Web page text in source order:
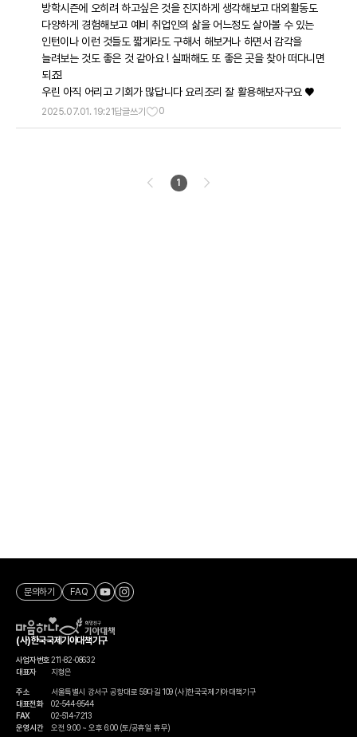
만족할 수 있는 방향으로 이끌어주는 데에 잘 활용될 수 있기를
응원합니다!
방학시즌에 오히려 하고싶은 것을 진지하게 생각해보고 대외활동도
다양하게 경험해보고 예비 취업인의 삶을 어느정도 살아볼 수 있는
인턴이나 이런 것들도 짧게라도 구해서 해보거나 하면서 감각을
늘려보는 것도 좋은 것 같아요 ! 실패해도 또 좋은 곳을 찾아 떠다니면
되죠!
우린 아직 어리고 기회가 많답니다 요리조리 잘 활용해보자구요 ♥
2025.07.01. 19:21답글쓰기 0
1
(사)한국국제기아대책기구
사업자번호211-82-08632
대표자
지형은
주소
서울특별시 강서구 공항대로 59다길 109 (사)한국국제기아대책기구
대표전화
02-544-9544
FAX
02-514-7213
운영시간
오전 9:00 ~ 오후 6:00 (토/공휴일 휴무)
문의하기 FAQ